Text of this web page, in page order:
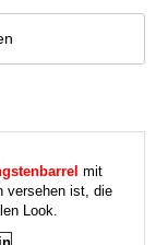
mit
versehen ist, die
Look.